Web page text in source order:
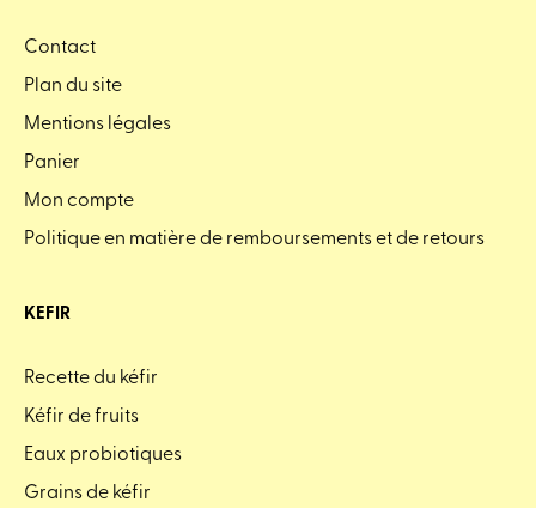
Contact
Plan du site
Mentions légales
Panier
Mon compte
Politique en matière de remboursements et de retours
KEFIR
Recette du kéfir
Kéfir de fruits
Eaux probiotiques
Grains de kéfir